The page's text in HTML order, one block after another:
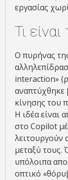
εργασίας
Τι
Ο πυρήνας
interaction»
αναπτύχθηκε
κίνησης του
Η ιδέα είναι
στο Copilot
λειτουργούν
μεταξύ τους.
υπόλοιπα
οπτικό